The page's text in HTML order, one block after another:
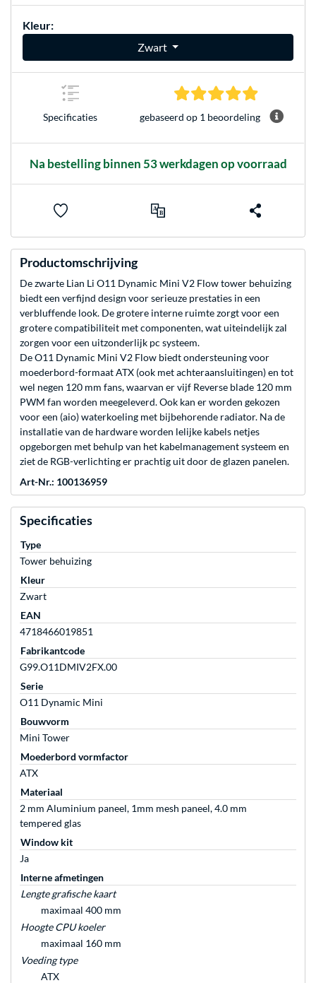
Kleur:
Zwart
Specificaties gebaseerd op 1 beoordeling
Na bestelling binnen 53 werkdagen op voorraad
Productomschrijving
De zwarte Lian Li O11 Dynamic Mini V2 Flow tower behuizing
biedt een verfijnd design voor serieuze prestaties in een
verbluffende look. De grotere interne ruimte zorgt voor een
grotere compatibiliteit met componenten, wat uiteindelijk zal
zorgen voor een uitzonderlijk pc systeem.
De O11 Dynamic Mini V2 Flow biedt ondersteuning voor
moederbord-formaat ATX (ook met achteraansluitingen) en tot
wel negen 120 mm fans, waarvan er vijf Reverse blade 120 mm
PWM fan worden meegeleverd. Ook kan er worden gekozen
voor een (aio) waterkoeling met bijbehorende radiator. Na de
installatie van de hardware worden lelijke kabels netjes
opgeborgen met behulp van het kabelmanagement systeem en
ziet de RGB-verlichting er prachtig uit door de glazen panelen.
Art-Nr.: 100136959
Specificaties
Type
Tower behuizing
Kleur
Zwart
EAN
4718466019851
Fabrikantcode
G99.O11DMIV2FX.00
Serie
O11 Dynamic Mini
Bouwvorm
Mini Tower
Moederbord vormfactor
ATX
Materiaal
2 mm Aluminium paneel, 1mm mesh paneel, 4.0 mm
tempered glas
Window kit
Ja
Interne afmetingen
Lengte grafische kaart
maximaal 400 mm
Hoogte CPU koeler
maximaal 160 mm
Voeding type
ATX